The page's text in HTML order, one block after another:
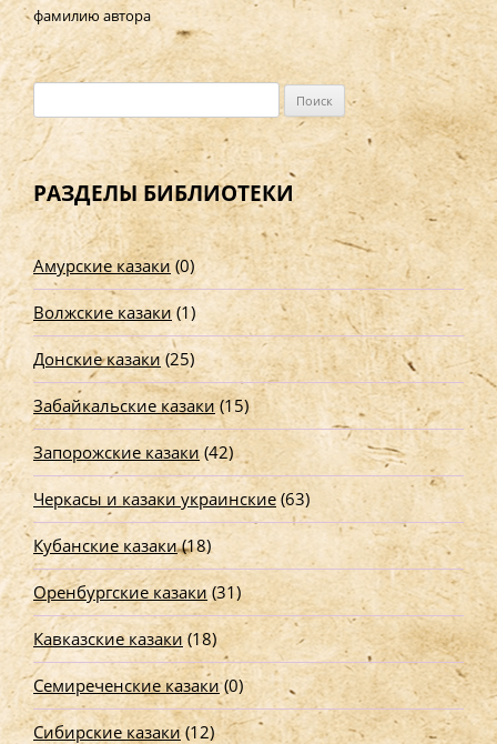
фамилию автора
а
й
т
и
РАЗДЕЛЫ БИБЛИОТЕКИ
Амурские казаки(0)
Волжские казаки(1)
Донские казаки(25)
Забайкальские казаки(15)
Запорожские казаки(42)
Черкасы и казаки украинские(63)
Кубанские казаки(18)
Оренбургские казаки(31)
Кавказские казаки(18)
Семиреченские казаки(0)
Сибирские казаки(12)